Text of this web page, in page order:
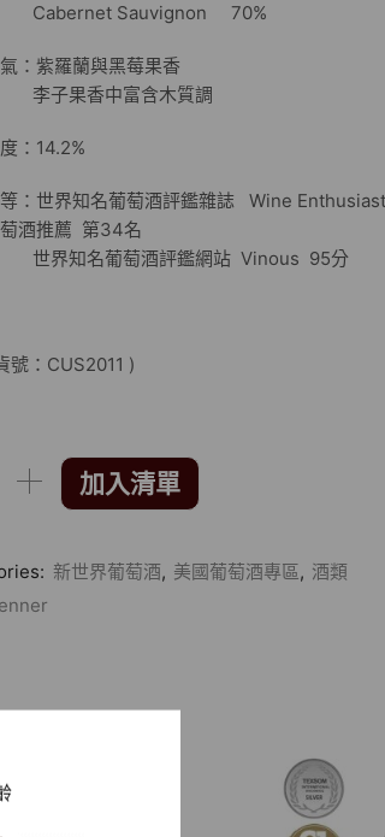
Sauvignon 70%
氣：紫羅蘭與黑莓果香
果香中富含木質調
：14.2%
：世界知名葡萄酒評鑑雜誌 Wine
酒推薦 第34名
名葡萄酒評鑑網站 Vinous 95分
號：CUS2011 )
加入清單
新世界葡萄酒, 美國葡萄酒專區, 酒類